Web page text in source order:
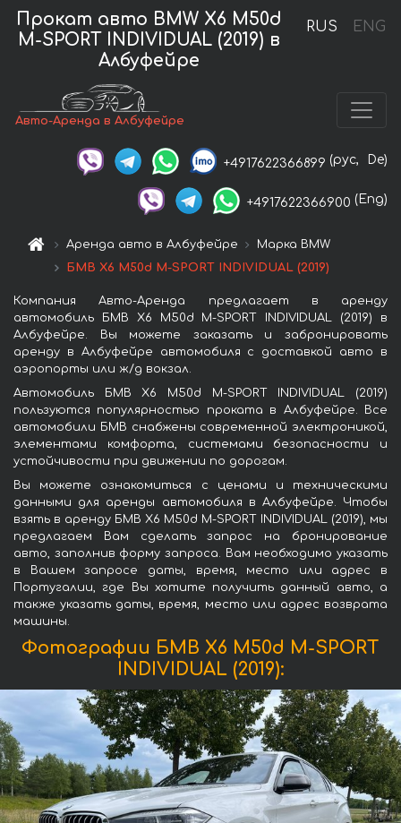
RUS ENG
Прокат авто BMW X6 M50d
M-SPORT INDIVIDUAL (2019) в
Албуфейре
Авто-Аренда в Албуфейре
+4917622366899 (рус, De)
+4917622366900 (Eng)
Аренда авто в Албуфейре
Марка BMW
БМВ X6 M50d M-SPORT INDIVIDUAL (2019)
Компания Авто-Аренда предлагает в аренду
автомобиль БМВ X6 M50d M-SPORT INDIVIDUAL (2019) в
Албуфейре. Вы можете заказать и забронировать
аренду в Албуфейре автомобиля с доставкой авто в
аэропорты или ж/д вокзал.
Автомобиль БМВ X6 M50d M-SPORT INDIVIDUAL (2019)
пользуются популярностью проката в Албуфейре. Все
автомобили БМВ снабжены современной электроникой,
элементами комфорта, системами безопасности и
устойчивости при движении по дорогам.
Вы можете ознакомиться с ценами и техническими
данными для аренды автомобиля в Албуфейре. Чтобы
взять в аренду БМВ X6 M50d M-SPORT INDIVIDUAL (2019), мы
предлагаем Вам сделать запрос на бронирование
авто, заполнив форму запроса. Вам необходимо указать
в Вашем запросе даты, время, место или адрес в
Португалии, где Вы хотите получить данный авто, а
также указать даты, время, место или адрес возврата
машины.
Фотографии БМВ X6 M50d M-SPORT
INDIVIDUAL (2019):